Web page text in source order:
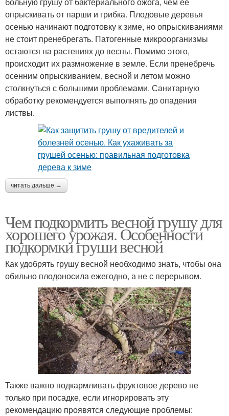
опрыскивать от парши и грибка. Плодовые деревья
осенью начинают подготовку к зиме, но опрыскиваниями
не стоит пренебрегать. Патогенные микроорганизмы
остаются на растениях до весны. Помимо этого,
происходит их размножение в земле. Если пренебречь
осенним опрыскиванием, весной и летом можно
столкнуться с большими проблемами. Санитарную
обработку рекомендуется выполнять до опадения
листвы.
читать дальше →
Чем подкормить весной грушу для
хорошего урожая. Особенности
подкормки груши весной
Как удобрять грушу весной необходимо знать, чтобы она
обильно плодоносила ежегодно, а не с перерывом.
Также важно подкармливать фруктовое дерево не
только при посадке, если игнорировать эту
рекомендацию проявятся следующие проблемы: